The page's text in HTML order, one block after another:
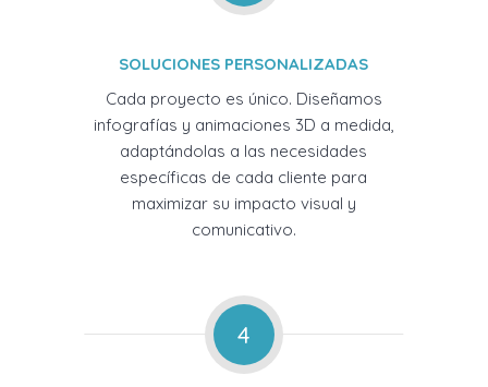
SOLUCIONES PERSONALIZADAS
Cada proyecto es único. Diseñamos
infografías y animaciones 3D a medida,
adaptándolas a las necesidades
específicas de cada cliente para
maximizar su impacto visual y
comunicativo.
4